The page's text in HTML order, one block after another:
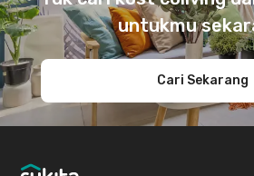
untukmu
Cari Sekarang